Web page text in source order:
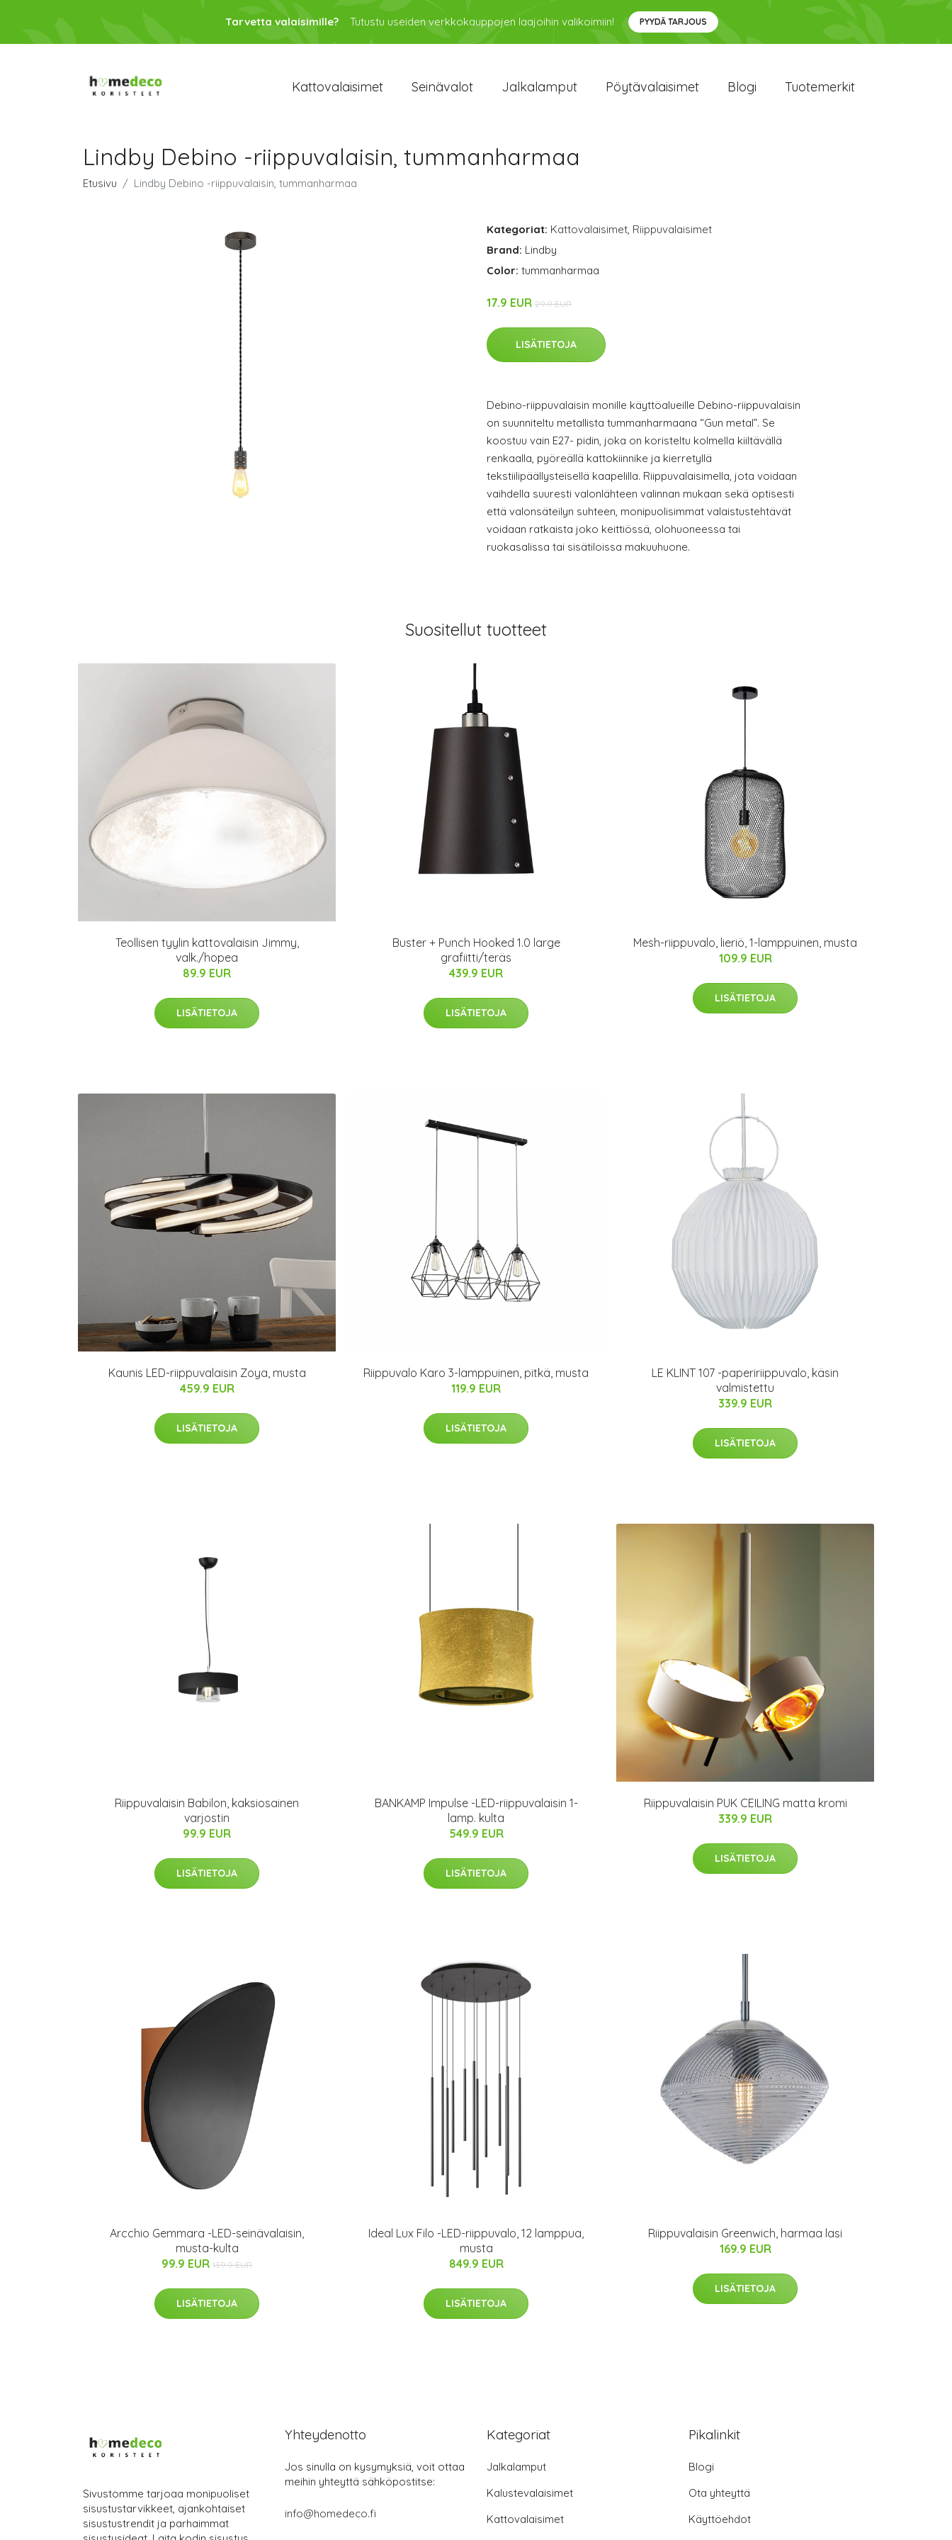
Tarvetta valaisimille? Tutustu useiden verkkokauppojen laajoihin valikoimiin! PYYDÄ TARJOUS
Kattovalaisimet Seinävalot Jalkalamput Pöytävalaisimet Blogi Tuotemerkit
Lindby Debino -riippuvalaisin, tummanharmaa
Etusivu Lindby Debino -riippuvalaisin, tummanharmaa
Kategoriat: Kattovalaisimet, Riippuvalaisimet
Brand: Lindby
Color: tummanharmaa
17.9 EUR 29.9 EUR
LISÄTIETOJA
Debino-riippuvalaisin monille käyttöalueille Debino-riippuvalaisin
on suunniteltu metallista tummanharmaana “Gun metal”. Se
koostuu vain E27- pidin, joka on koristeltu kolmella kiiltävällä
renkaalla, pyöreällä kattokiinnike ja kierretyllä
tekstiilipäällysteisellä kaapelilla. Riippuvalaisimella, jota voidaan
vaihdella suuresti valonlähteen valinnan mukaan sekä optisesti
että valonsäteilyn suhteen, monipuolisimmat valaistustehtävät
voidaan ratkaista joko keittiössä, olohuoneessa tai
ruokasalissa tai sisätiloissa makuuhuone.
Suositellut tuotteet
Teollisen tyylin kattovalaisin Jimmy,
valk./hopea
89.9 EUR
LISÄTIETOJA
Buster + Punch Hooked 1.0 large
grafiitti/teräs
439.9 EUR
LISÄTIETOJA
Mesh-riippuvalo, lieriö, 1-lamppuinen, musta
109.9 EUR
LISÄTIETOJA
Kaunis LED-riippuvalaisin Zoya, musta
459.9 EUR
LISÄTIETOJA
Riippuvalo Karo 3-lamppuinen, pitkä, musta
119.9 EUR
LISÄTIETOJA
LE KLINT 107 -papeririippuvalo, käsin
valmistettu
339.9 EUR
LISÄTIETOJA
Riippuvalaisin Babilon, kaksiosainen
varjostin
99.9 EUR
LISÄTIETOJA
BANKAMP Impulse -LED-riippuvalaisin 1-
lamp. kulta
549.9 EUR
LISÄTIETOJA
Riippuvalaisin PUK CEILING matta kromi
339.9 EUR
LISÄTIETOJA
Arcchio Gemmara -LED-seinävalaisin,
musta-kulta
99.9 EUR 139.9 EUR
LISÄTIETOJA
Ideal Lux Filo -LED-riippuvalo, 12 lamppua,
musta
849.9 EUR
LISÄTIETOJA
Riippuvalaisin Greenwich, harmaa lasi
169.9 EUR
LISÄTIETOJA
Sivustomme tarjoaa monipuoliset
sisustustarvikkeet, ajankohtaiset
sisustustrendit ja parhaimmat
Yhteydenotto
Jos sinulla on kysymyksiä, voit ottaa
meihin yhteyttä sähköpostitse:
info@homedeco.fi
Kategoriat
Jalkalamput
Kalustevalaisimet
Kattovalaisimet
Pikalinkit
Blogi
Ota yhteyttä
Käyttöehdot